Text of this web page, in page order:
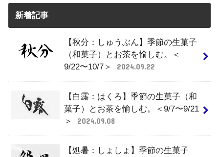
新着記事
【秋分：しゅうぶん】季節の生菓子
（和菓子）とお茶を愉しむ。＜
9/22〜10/7＞
2024.09.22
【白露：はくろ】季節の生菓子（和
菓子）とお茶を愉しむ。＜9/7〜9/21
＞
2024.09.08
【処暑：しょしょ】季節の生菓子